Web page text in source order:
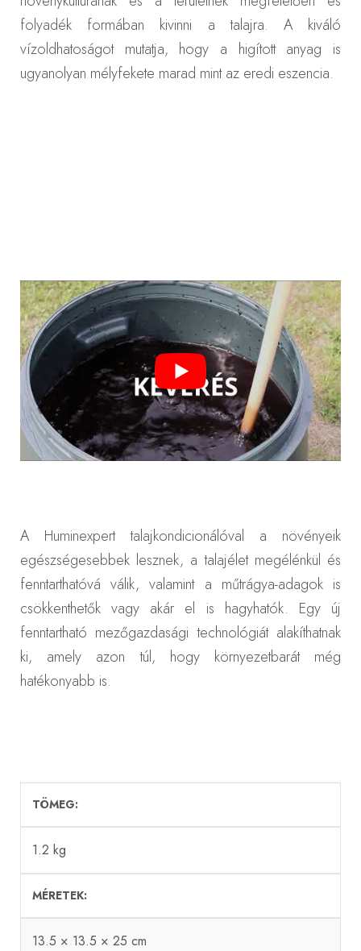
folyadék formában kivinni a talajra. A kiváló
vízoldhatoságot mutatja, hogy a higított anyag is
ugyanolyan mélyfekete marad mint az eredi eszencia.
A Huminexpert talajkondicionálóval a növényeik
egészségesebbek lesznek, a talajélet megélénkül és
fenntarthatóvá válik, valamint a műtrágya-adagok is
csökkenthetők vagy akár el is hagyhatók. Egy új
fenntartható mezőgazdasági technológiát alakíthatnak
ki, amely azon túl, hogy környezetbarát még
hatékonyabb is.
TÖMEG
1.2 kg
MÉRETEK
13.5 × 13.5 × 25 cm